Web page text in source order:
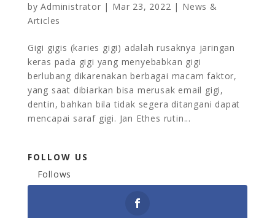
byAdministrator | Mar 23, 2022 | News &
Articles
Gigi gigis (karies gigi) adalah rusaknya jaringan
keras pada gigi yang menyebabkan gigi
berlubang dikarenakan berbagai macam faktor,
yang saat dibiarkan bisa merusak email gigi,
dentin, bahkan bila tidak segera ditangani dapat
mencapai saraf gigi. Jan Ethes rutin...
FOLLOW US
Follows